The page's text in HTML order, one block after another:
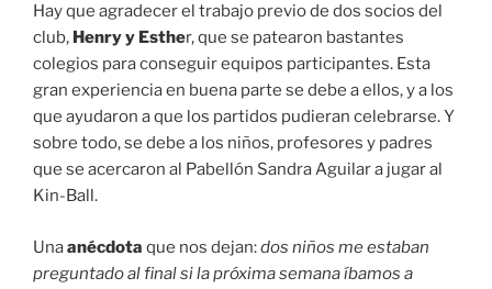
Hay que agradecer el trabajo previo de dos socios del
club, Henry y Esther, que se patearon bastantes
colegios para conseguir equipos participantes. Esta
gran experiencia en buena parte se debe a ellos, y a los
que ayudaron a que los partidos pudieran celebrarse. Y
sobre todo, se debe a los niños, profesores y padres
que se acercaron al Pabellón Sandra Aguilar a jugar al
Kin-Ball.
Unaanécdota que nos dejan:dos niños me estaban
preguntado al final si la próxima semana íbamos a